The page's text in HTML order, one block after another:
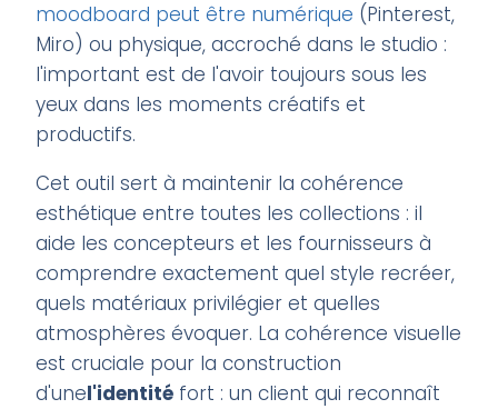
moodboard peut être numérique (Pinterest,
Miro) ou physique, accroché dans le studio :
l'important est de l'avoir toujours sous les
yeux dans les moments créatifs et
productifs.
Cet outil sert à maintenir la cohérence
esthétique entre toutes les collections : il
aide les concepteurs et les fournisseurs à
comprendre exactement quel style recréer,
quels matériaux privilégier et quelles
atmosphères évoquer. La cohérence visuelle
est cruciale pour la construction
d'unel'identité fort : un client qui reconnaît